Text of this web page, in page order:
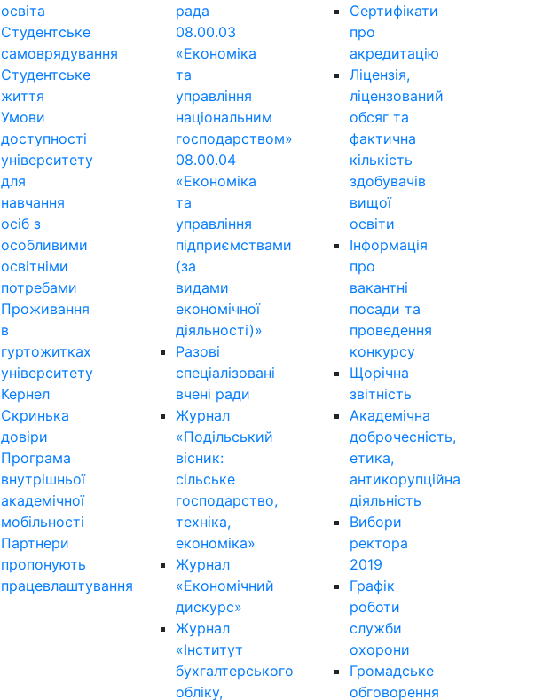
освіта
Студентське
самоврядування
Студентське
життя
Умови
доступності
університету
для
навчання
осіб з
особливими
освітніми
потребами
Проживання
в
гуртожитках
університету
Кернел
Скринька
довіри
Програма
внутрішньої
академічної
мобільності
Партнери
пропонують
працевлаштування
рада
08.00.03
«Економіка
та
управління
національним
господарством»
08.00.04
«Економіка
та
управління
підприємствами
(за
видами
економічної
діяльності)»
Разові
спеціалізовані
вчені ради
Журнал
«Подільський
вісник:
сільське
господарство,
техніка,
економіка»
Журнал
«Економічний
дискурс»
Журнал
«Інститут
бухгалтерського
обліку,
Сертифікати
про
акредитацію
Ліцензія,
ліцензований
обсяг та
фактична
кількість
здобувачів
вищої
освіти
Інформація
про
вакантні
посади та
проведення
конкурсу
Щорічна
звітність
Академічна
доброчесність,
етика,
антикорупційна
діяльність
Вибори
ректора
2019
Графік
роботи
служби
охорони
Громадське
обговорення